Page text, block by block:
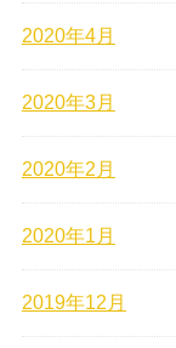
2020年4月
2020年3月
2020年2月
2020年1月
2019年12月